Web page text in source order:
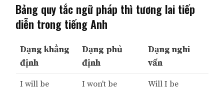
Bảng quy tắc ngữ pháp thì tương lai tiếp
diễn trong tiếng Anh
Dạng khẳng
định
Dạng phủ
định
Dạng nghi
vấn
I will be
I won't be
Will I be